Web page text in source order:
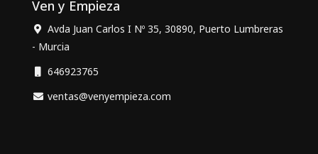
Ven y Empieza
Avda Juan Carlos I Nº 35, 30890, Puerto Lumbreras
- Murcia
646923765
ventas@venyempieza.com